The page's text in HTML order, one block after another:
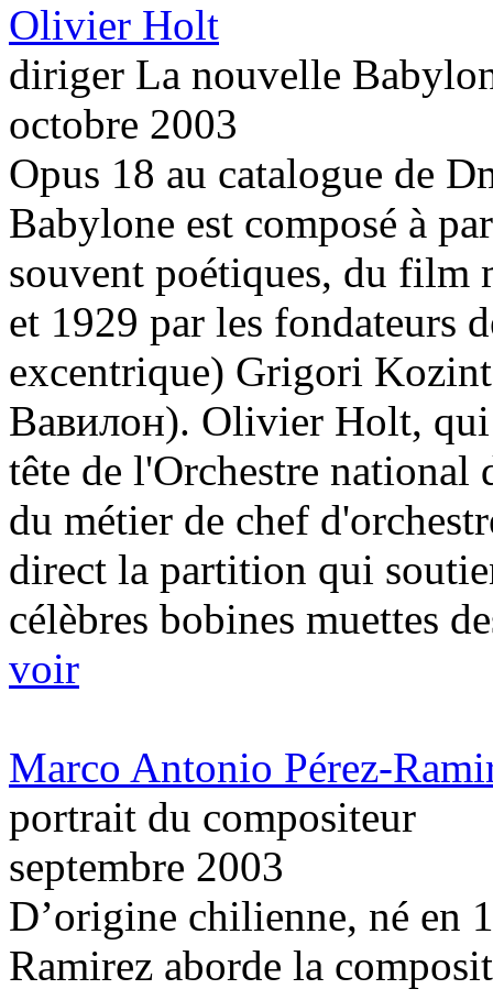
Olivier Holt
diriger La nouvelle
octobre 2003
Opus 18 au catalogue de
Babylone est composé à
souvent poétiques, du film
et 1929 par les fondateurs
excentrique) Grigori
Вавилон). Olivier Holt,
tête de l'Orchestre
du métier de chef
direct la partition qui
célèbres bobines muettes
voir
Marco Antonio Pérez-
portrait du compositeur
septembre 2003
D’origine chilienne, né en
Ramirez aborde la